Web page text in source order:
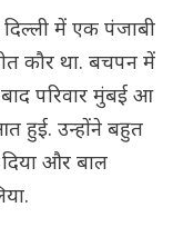
में एक पंजाबी
कौर था. बचपन में
परिवार मुंबई आ
हुई. उन्होंने बहुत
और बाल